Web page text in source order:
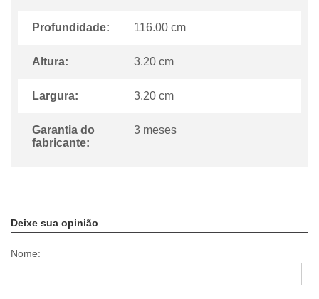
Profundidade: 116.00 cm
Altura: 3.20 cm
Largura: 3.20 cm
Garantia do
fabricante:
3 meses
Deixe sua opinião
Nome: